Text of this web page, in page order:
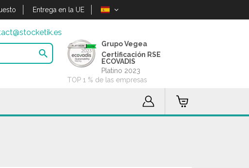
Entrega en la UE

Grupo Vegea
Certificación RSE
ECOVADIS
Platino 2023
TOP 1 % de las empresas